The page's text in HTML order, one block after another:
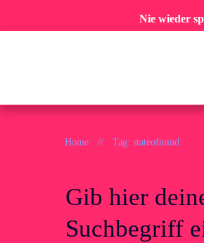
Nie wieder
Home // Tag: stateofmind
Gib hier
Suchbegriff